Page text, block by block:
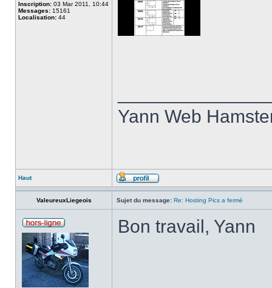
Inscription: 03 Mar 2011, 10:44
Messages: 15161
Localisation: 44
Yann Web
Haut
ValeureuxLiegeois Sujet du message: Re: Hosting Pics a fermé
Bon travail, Yann